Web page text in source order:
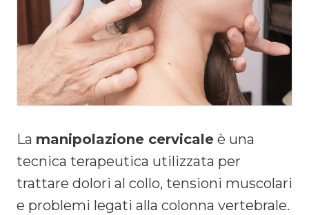
La manipolazione cervicale è una
tecnica terapeutica utilizzata per
trattare dolori al collo, tensioni muscolari
e problemi legati alla colonna vertebrale.